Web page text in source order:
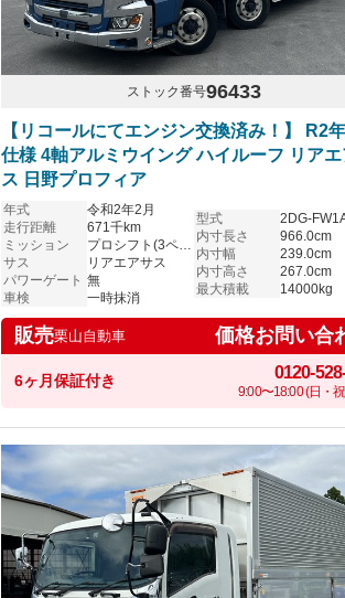
ストック番号96433
【リコールにてエンジン交換済み！】 R2
仕様 4軸アルミウイング ハイルーフ リア
ス 日野プロフィア
年式
令和2年2月
走行距離
671千km
ミッション
プロシフト(3ペダル)
サス
リアエアサス
パワーゲート 無
車検
一時抹消
型式
2DG-
内寸長さ
966.0cm
内寸幅
239.0cm
内寸高さ
267.0cm
最大積載
14000kg
販売栗山自動車 価格お問い合
6ヶ月保証付き 0120-
9:00〜18:00 (日・